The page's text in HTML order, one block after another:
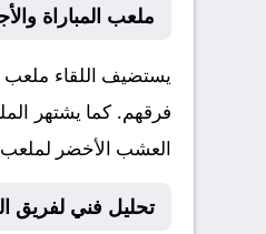
ملعب المباراة
يستضيف اللقاء ملعب
فرقهم. كما يشتهر
العشب الأخضر لملعب ملعب رقم 3 أكاديمية
تحليل فني لفريق الكاميرون تحت 17